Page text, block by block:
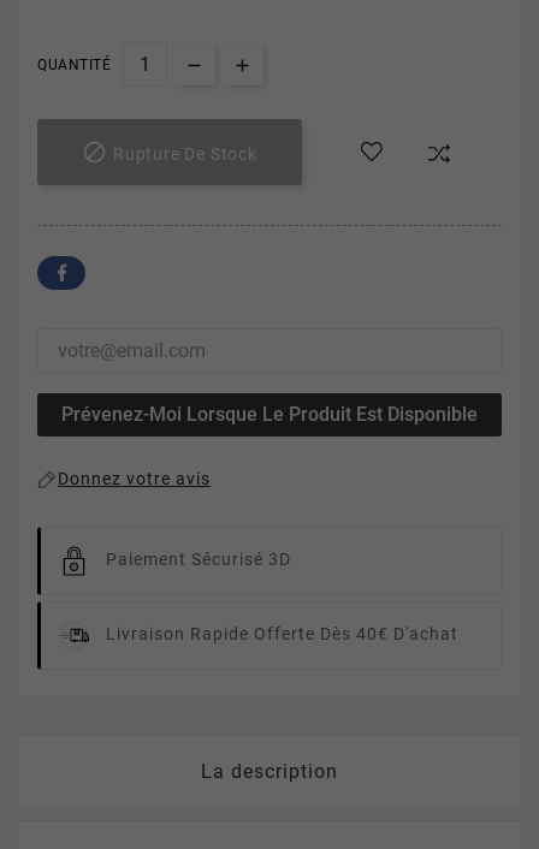
QUANTITÉ
 Rupture De Stock
Prévenez-Moi Lorsque Le Produit Est Disponible
Donnez votre avis
Paiement Sécurisé 3D
Livraison Rapide Offerte Dès 40€ D'achat
La description